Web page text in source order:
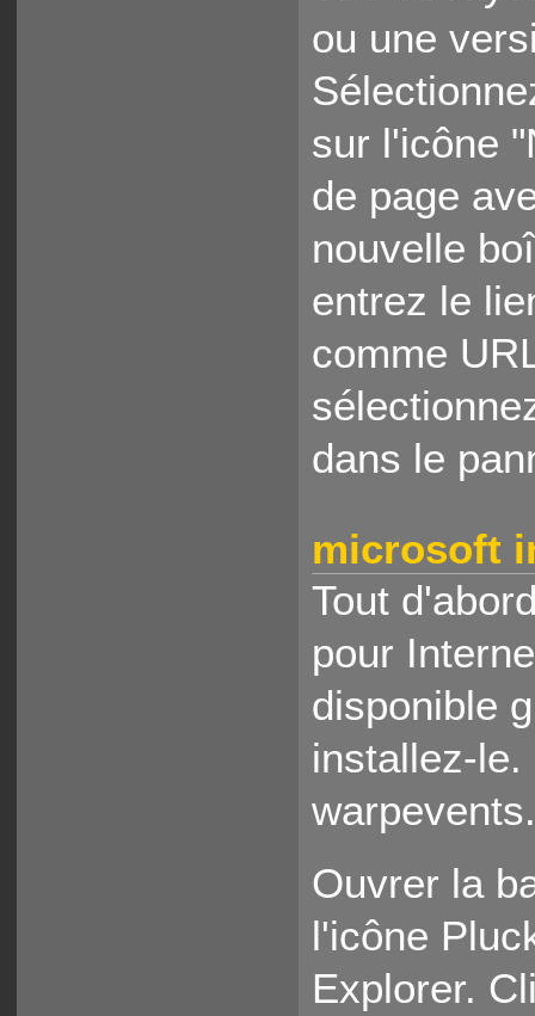
ou une
sur l'icône
de page
nouvelle
entrez le
comme
dans le
microsoft
Tout
pour
disponible
installez-
Ouvrer la
l'icône
Explorer.